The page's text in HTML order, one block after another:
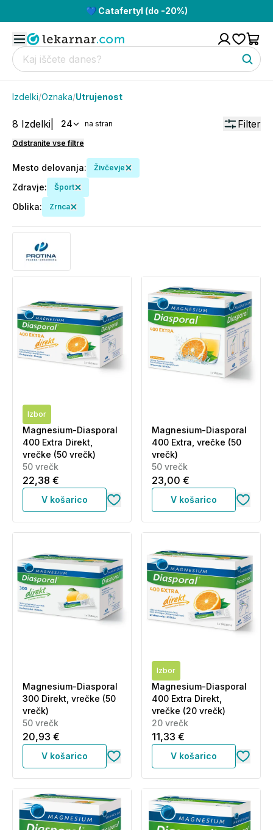
💙 Catafertyl (do -20%)
Izdelki/Oznaka/Utrujenost
8 Izdelki 24 na stran Filter
Odstranite vse filtre
Mesto delovanja: Živčevje
Zdravje: Šport
Oblika: Zrnca
Izbor
Magnesium-Diasporal
400 Extra Direkt,
vrečke (50 vrečk)
50 vrečk
22,38 €
V košarico
Magnesium-Diasporal
400 Extra, vrečke (50
vrečk)
50 vrečk
23,00 €
V košarico
Magnesium-Diasporal
300 Direkt, vrečke (50
vrečk)
50 vrečk
20,93 €
V košarico
Izbor
Magnesium-Diasporal
400 Extra Direkt,
vrečke (20 vrečk)
20 vrečk
11,33 €
V košarico